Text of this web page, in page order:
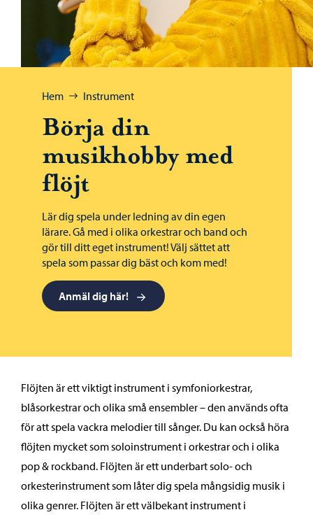
Bläddra:
Hem Instrument
Börja din
musikhobby med
flöjt
Lär dig spela under ledning av din egen
lärare. Gå med i olika orkestrar och band och
gör till ditt eget instrument! Välj sättet att
spela som passar dig bäst och kom med!
Anmäl dig här!
Flöjten är ett viktigt instrument i symfoniorkestrar,
blåsorkestrar och olika små ensembler – den används ofta
för att spela vackra melodier till sånger. Du kan också höra
flöjten mycket som soloinstrument i orkestrar och i olika
pop & rockband. Flöjten är ett underbart solo- och
orkesterinstrument som låter dig spela mångsidig musik i
olika genrer. Flöjten är ett välbekant instrument i